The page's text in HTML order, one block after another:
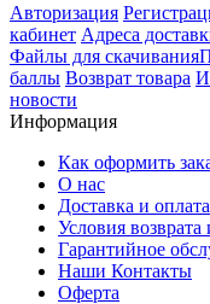
Авторизация
кабинет Адреса
Файлы для скачивания
баллы Возврат товара
новости
Информация
Как оформить
О нас
Доставка и оплата
Условия возврата
Гарантийное
Наши Контакты
Оферта